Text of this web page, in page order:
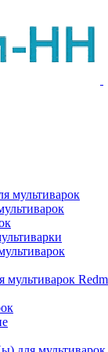
мультиварок
мультиварок